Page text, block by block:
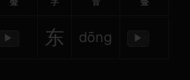
▶ 东 dōng ▶